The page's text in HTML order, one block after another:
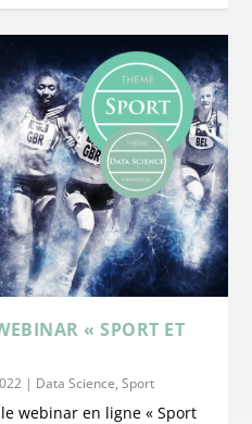
« SPORT ET
| Data Science,Sport
webinar en ligne « Sport